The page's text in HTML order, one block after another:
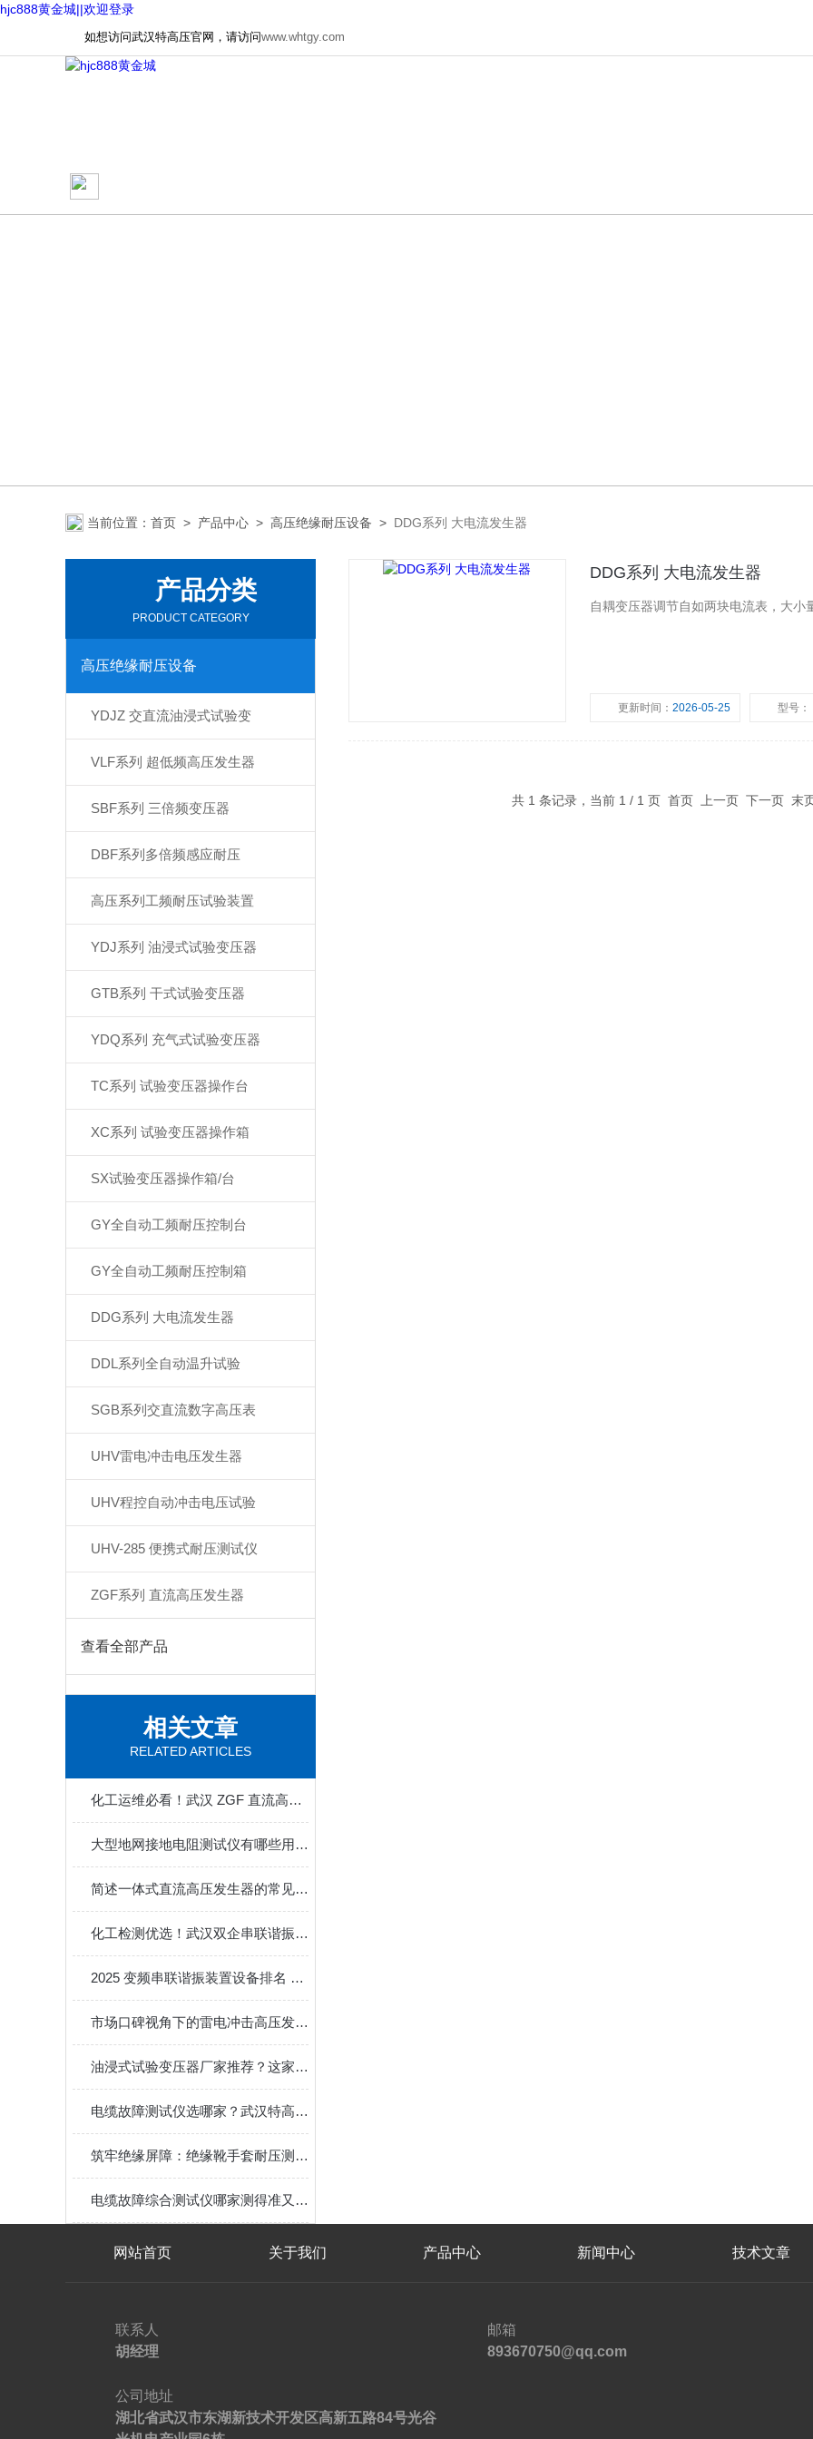
hjc888黄金城||欢迎登录
如想访问武汉特高压官网，请访问www.whtgy.com
当前位置： 首页 > 产品中心 > 高压绝缘耐压设备 > DDG系列 大电流发生器
产品分类
PRODUCT CATEGORY
高压绝缘耐压设备
YDJZ 交直流油浸式试验变
VLF系列 超低频高压发生器
SBF系列 三倍频变压器
DBF系列多倍频感应耐压
高压系列工频耐压试验装置
YDJ系列 油浸式试验变压器
GTB系列 干式试验变压器
YDQ系列 充气式试验变压器
TC系列 试验变压器操作台
XC系列 试验变压器操作箱
SX试验变压器操作箱/台
GY全自动工频耐压控制台
GY全自动工频耐压控制箱
DDG系列 大电流发生器
DDL系列全自动温升试验
SGB系列交直流数字高压表
UHV雷电冲击电压发生器
UHV程控自动冲击电压试验
UHV-285 便携式耐压测试仪
ZGF系列 直流高压发生器
查看全部产品
相关文章
RELATED ARTICLES
化工运维必看！武汉 ZGF 直流高压发生器厂家挑选干货
大型地网接地电阻测试仪有哪些用途？
简述一体式直流高压发生器的常见问题相应解决方法
化工检测优选！武汉双企串联谐振装置 高性价比低故障成采购热选
2025 变频串联谐振装置设备排名 武汉特高压凭技术口碑领pao化工测试领域
市场口碑视角下的雷电冲击高压发生器：品牌积淀如何赋能可靠试验
油浸式试验变压器厂家推荐？这家武汉企业的经验值得关注
电缆故障测试仪选哪家？武汉特高压电测试仪的实践观察
筑牢绝缘屏障：绝缘靴手套耐压测试仪工项目配套 值得选择！
电缆故障综合测试仪哪家测得准又效率高？
DDG系列 大电流发生器
自耦变压器调节自如两块电流表，大
更新时间：2026-05-25 型号：
共 1 条记录，当前 1 / 1 页 首页 上一页 下一页 末
网站首页 关于我们 产品中心 新闻中心 技术文章
联系人
胡经理
邮箱
893670750@qq.com
公司地址
湖北省武汉市东湖新技术开发区高新五路84号光谷